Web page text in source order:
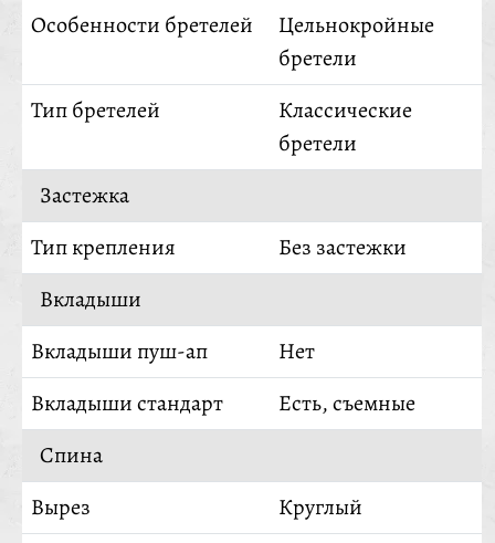
Особенности бретелей
Цельнокройные
бретели
Тип бретелей
Классические
бретели
Застежка
Тип крепления
Без застежки
Вкладыши
Вкладыши пуш-ап
Нет
Вкладыши стандарт
Есть, съемные
Спина
Вырез
Круглый